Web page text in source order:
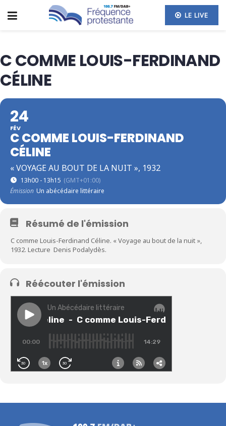
LE LIVE
C COMME LOUIS-FERDINAND
CÉLINE
24
FÉV
C COMME LOUIS-FERDINAND
CÉLINE
« VOYAGE AU BOUT DE LA NUIT », 1932
13h00 - 13h15 (GMT+01:00)
Émission Un abécédaire littéraire
Résumé de l'émission
C comme Louis-Ferdinand Céline. « Voyage au bout de la nuit »,
1932. Lecture Denis Podalydès.
Réécouter l'émission